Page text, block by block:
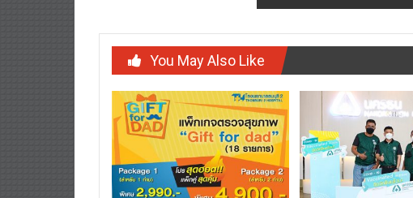
You May Also Like